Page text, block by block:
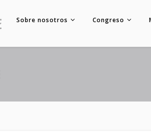
Sobre nosotros Congreso